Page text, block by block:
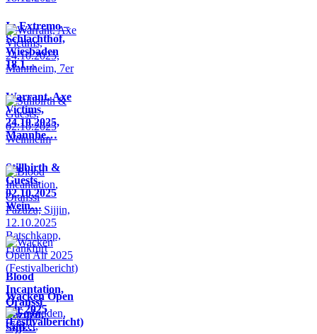
In Extremo –
Schlachthof,
Wiesbaden
18.1…
Warrant, Axe
Victims,
24.10.2025,
Mannhe…
Stillbirth &
Guests,
02.10.2025
Wein…
Blood
Incantation,
Oranssi
Pazuzu,
Sijji…
Wacken Open
Air 2025
(Festivalbericht)